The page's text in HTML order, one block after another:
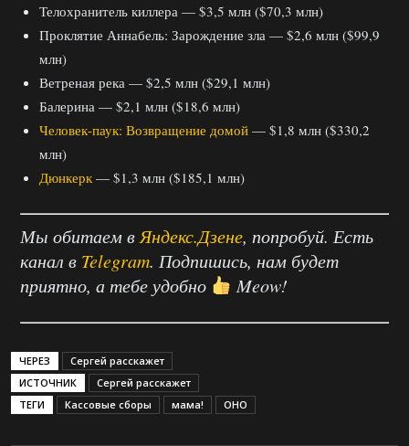
Телохранитель киллера — $3,5 млн ($70,3 млн)
Проклятие Аннабель: Зарождение зла — $2,6 млн ($99,9
млн)
Ветреная река — $2,5 млн ($29,1 млн)
Балерина — $2,1 млн ($18,6 млн)
Человек-паук: Возвращение домой — $1,8 млн ($330,2
млн)
Дюнкерк— $1,3 млн ($185,1 млн)
Мы обитаем вЯндекс.Дзене, попробуй. Есть
канал в Telegram. Подпишись, нам будет
приятно, а тебе удобно
Meow!
ЧЕРЕЗ
Сергей расскажет
ИСТОЧНИК
Сергей расскажет
ТЕГИ
Кассовые сборы мама! ОНО